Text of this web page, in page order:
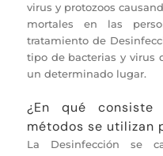
virus y protozoos
mortales en las
tratamiento de
tipo de bacterias y virus
un determinado lugar.
¿En qué
métodos se utilizan
La Desinfección se